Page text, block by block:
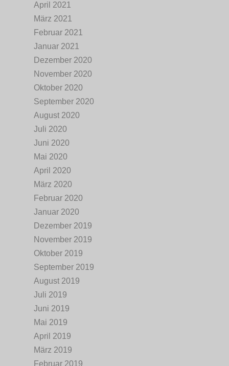
April 2021
März 2021
Februar 2021
Januar 2021
Dezember 2020
November 2020
Oktober 2020
September 2020
August 2020
Juli 2020
Juni 2020
Mai 2020
April 2020
März 2020
Februar 2020
Januar 2020
Dezember 2019
November 2019
Oktober 2019
September 2019
August 2019
Juli 2019
Juni 2019
Mai 2019
April 2019
März 2019
Februar 2019